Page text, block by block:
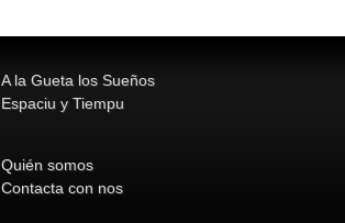
A la Gueta los Sueños
Espaciu y Tiempu
Quién somos
Contacta con nos